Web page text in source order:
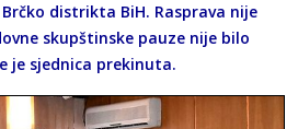
distrikta BiH. Rasprava nije
skupštinske pauze nije bilo
je sjednica prekinuta.